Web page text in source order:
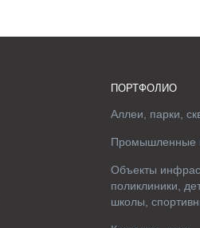
ПОРТФОЛИО
Аллеи, парки,
Промышленные
Объекты
поликлиники,
школы,